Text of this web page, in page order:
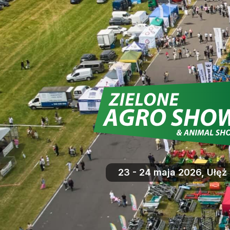
23 - 24 maja 2026, Ułęż